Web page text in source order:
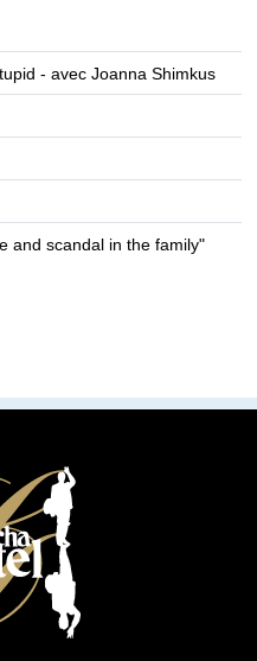
- avec Joanna Shimkus
and scandal in the family"